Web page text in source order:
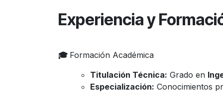
Experiencia y
🎓 Formación Académica
Titulación Técnica: Grado en
Especialización: Conocimientos